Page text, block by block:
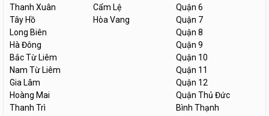
Thanh Xuân
Tây Hồ
Long Biên
Hà Đông
Bắc Từ Liêm
Nam Từ Liêm
Gia Lâm
Hoàng Mai
Thanh Trì
Cẩm Lệ
Hòa Vang
Quận 6
Quận 7
Quận 8
Quận 9
Quận 10
Quận 11
Quận 12
Quận Thủ Đức
Bình Thạnh